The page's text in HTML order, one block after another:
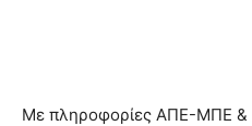
Με πληροφορίες ΑΠΕ-ΜΠΕ &